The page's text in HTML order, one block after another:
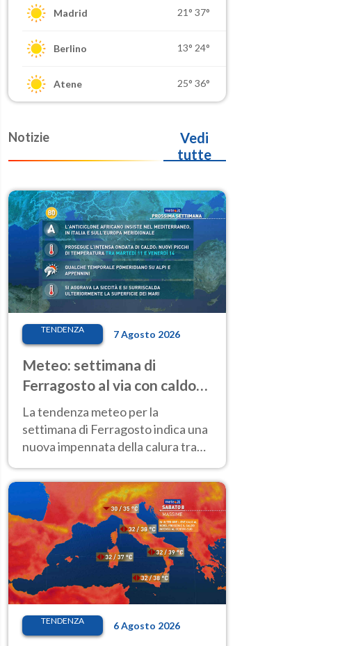
Madrid 21° 37°
Berlino 13° 24°
Atene 25° 36°
Notizie
Vedi
tutte
TENDENZA 7 Agosto 2026
Meteo: settimana di
Ferragosto al via con caldo
intenso e qualche temporale
La tendenza meteo per la
settimana di Ferragosto indica una
nuova impennata della calura tra
anche al Nord.
TENDENZA 6 Agosto 2026